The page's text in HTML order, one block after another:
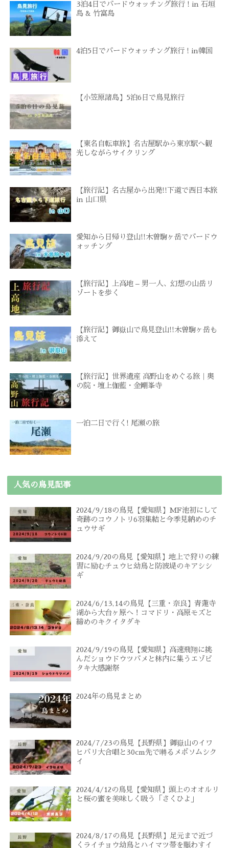
3泊4日でバードウォッチング旅行 ! in 石垣
島 & 竹富島
4泊5日でバードウォッチング旅行 ! in韓国
【小笠原諸島】5泊6日で鳥見旅行
【東名自転車旅】名古屋駅から東京駅へ観
光しながらサイクリング
【旅行記】名古屋から出発!!下道で西日本旅
in 山口県
愛知から日帰り登山!!木曽駒ヶ岳でバードウ
ォッチング
【旅行記】上高地 – 男一人、幻想の山岳リ
ゾートを歩く
【旅行記】御嶽山で鳥見登山!!木曽駒ヶ岳も
添えて
【旅行記】世界遺産 高野山をめぐる旅｜奥
の院・壇上伽藍・金剛峯寺
一泊二日で行く! 尾瀬の旅
人気の鳥見記事
2024/9/18の鳥見【愛知県】MF池初にして
奇跡のコウノトリ6羽集結と今季見納めのチ
ュウサギ
2024/9/20の鳥見【愛知県】地上で狩りの練
習に励むチュウヒ幼鳥と防波堤のキアシシ
ギ
2024/6/13,14の鳥見【三重・奈良】青蓮寺
湖から大台ヶ原へ！コマドリ・高原モズと
締めのキクイタダキ
2024/9/19の鳥見【愛知県】高速飛翔に挑
んだショウドウツバメと林内に集うエゾビ
タキ大感謝祭
2024年の鳥見まとめ
2024/7/23の鳥見【長野県】御嶽山のイワ
ヒバリ大合唱と30cm先で囀るメボソムシク
イ
2024/4/12の鳥見【愛知県】頭上のオオルリ
と桜の蜜を美味しく吸う「さくひよ」
2024/8/17の鳥見【長野県】足元まで近づ
くライチョウ幼鳥とハイマツ帯を賑わすイ